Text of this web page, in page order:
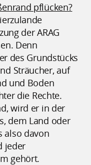
pflücken?
der ARAG
Denn
des Grundstücks
Sträucher, auf
und Boden
die Rechte.
wird er in der
dem Land oder
also davon
jeder
gehört.